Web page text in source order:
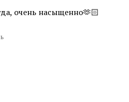
очень насыщенно🫶🏻